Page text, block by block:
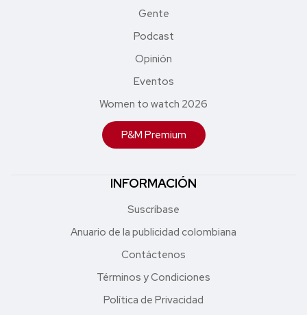
Gente
Podcast
Opinión
Eventos
Women to watch 2026
P&M Premium
INFORMACIÓN
Suscríbase
Anuario de la publicidad colombiana
Contáctenos
Términos y Condiciones
Política de Privacidad